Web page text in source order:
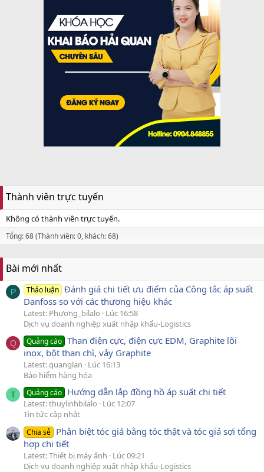
Thành viên trực tuyến
Không có thành viên trực tuyến.
Tổng: 68 (Thành viên: 0, khách: 68)
Bài mới nhất
P Thảo luận Đánh giá chi tiết ưu điểm của Công tắc áp suất
Danfoss so với các thương hiệu khác
Latest: Phương_bilalo
Lúc 16:58
Dịch vụ doanh nghiệp xuất nhập khẩu-Logistics
Q Quảng cáo Than điện cực, điện cực EDM, Graphite lõi
inox, bột than chì, vảy Graphite
Latest: quanglan
Lúc 16:13
Bảo hiểm hàng hóa
T Quảng cáo Hướng dẫn lắp đồng hồ áp suất chi tiết
Latest: thuylinhbilalo
Lúc 12:07
Tin tức cập nhật
Chia sẻ Phân biệt tóc giả bằng tóc thật và tóc giả sợi tổng
hợp chi tiết
Latest: Thiết bị máy ảnh
Lúc 09:21
Dịch vụ doanh nghiệp xuất nhập khẩu-Logistics